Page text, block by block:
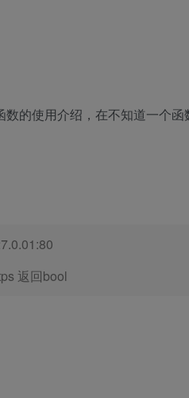
显上传的数据
x64 AppleWebKit/
xml;q=0.9,image/
的使用介绍，在不知道一个
返回bool